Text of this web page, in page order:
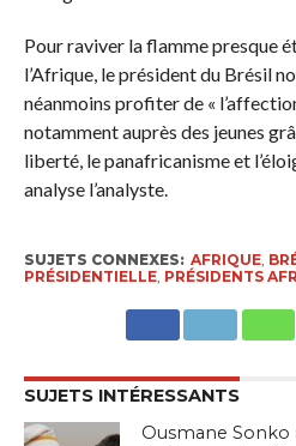
Pour raviver la flamme presque
l’Afrique, le président du Brésil
néanmoins profiter de «
notamment auprès des jeunes
liberté, le panafricanisme et
analyse l’analyste.
SUJETS CONNEXES: AFRIQUE,
PRÉSIDENTIELLE, PRÉSIDENTS
SUJETS INTÉRESSANTS
Ousmane Sonko